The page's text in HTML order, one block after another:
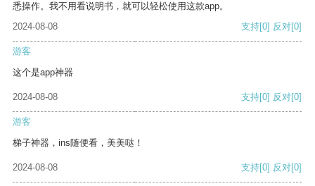
悉操作。我不用看说明书，就可以轻松使用这款app。
2024-08-08
支持[0] 反对[0]
游客
这个是app神器
2024-08-08 支持[0] 反对[0]
游客
梯子神器，ins随便看，美美哒！
2024-08-08 支持[0] 反对[0]